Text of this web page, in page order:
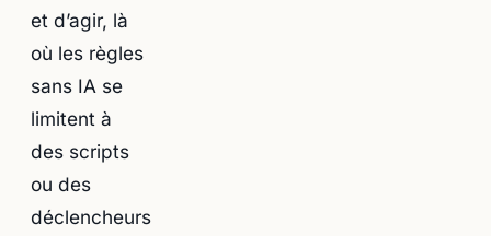
et d’agir, là
où les règles
sans IA se
limitent à
des scripts
ou des
déclencheurs